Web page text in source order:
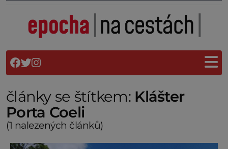
články se štítkem: Klášter
Porta Coeli
(1 nalezených článků)